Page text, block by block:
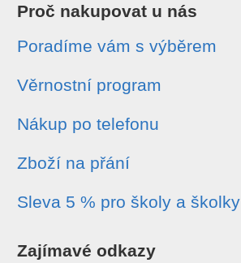
Proč nakupovat u nás
Poradíme vám s výběrem
Věrnostní program
Nákup po telefonu
Zboží na přání
Sleva 5 % pro školy a školky
Zajímavé odkazy